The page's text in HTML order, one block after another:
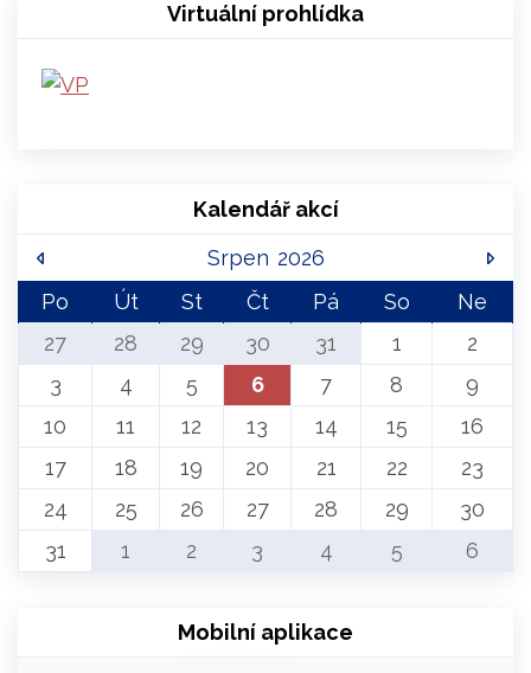
Virtuální prohlídka
Kalendář akcí
Srpen 2026
Po
Út St Čt Pá So
Ne
27
28 29 30 31 1
2
3
4 5 6 7 8
9
10
11 12 13 14 15
16
17
18 19 20 21 22
23
24
25 26 27 28 29
30
31
1 2 3 4 5 6
Mobilní aplikace